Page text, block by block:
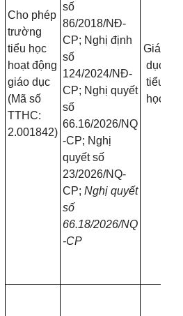
Cho phép
trường
tiểu học
hoạt động
giáo dục
(Mã số
TTHC:
2.001842)
số
86/2018/NĐ-
CP; Nghị định
số
124/2024/NĐ-
CP; Nghị quyết
số
66.16/2026/NQ
-CP; Nghị
quyết số
23/2026/NQ-
CP; Nghị quyết
số
66.18/2026/NQ
-CP
Giáo
dục
tiểu
học